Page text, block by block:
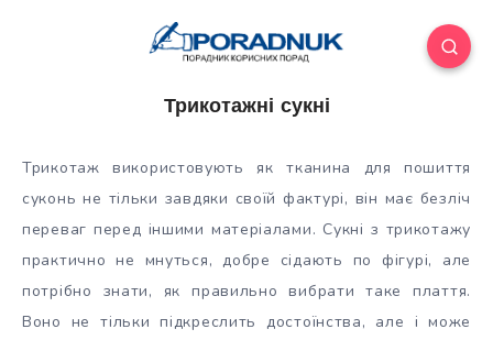
Трикотажні сукні
Трикотаж використовують як тканина для пошиття
суконь не тільки завдяки своїй фактурі, він має безліч
переваг перед іншими матеріалами. Сукні з трикотажу
практично не мнуться, добре сідають по фігурі, але
потрібно знати, як правильно вибрати таке плаття.
Воно не тількипідкреслить достоїнства, але і може